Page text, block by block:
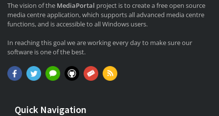
The vision of the MediaPortal project is to create a free open source
media centre application, which supports all advanced media centre
functions, and is accessible to all Windows users.
In reaching this goal we are working every day to make sure our
software is one of the best.
Quick Navigation